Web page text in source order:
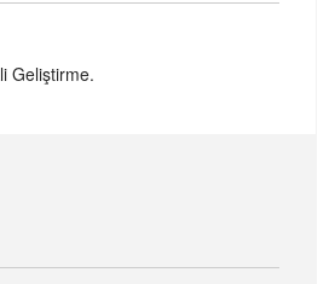
Geliştirme.